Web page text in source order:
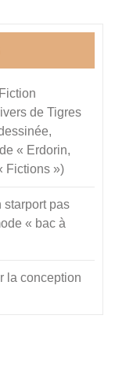
Fiction
de Tigres
« Erdorin,
Fictions »)
starport pas
« bac à
la conception